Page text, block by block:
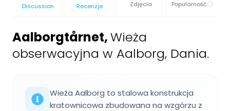
Discussion Recenzje Zdjęcia Popularność
Aalborgtårnet,Wieża
obserwacyjna w Aalborg, Dania.
Wieża Aalborg to stalowa konstrukcja
kratownicowa zbudowana na wzgórzu z